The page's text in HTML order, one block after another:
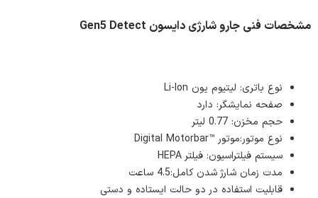
مشخصات فنی جارو شارژی دایسون Gen5 Detect
نوع باتری: لیتیوم یون Li-Ion
صفحه نمایشگر: دارد
حجم مخزن: 0.77 لیتر
نوع موتور:موتور ™Digital Motorbar
سیستم فیلتراسیون: فیلتر HEPA
مدت زمان شارژ شدن کامل:4.5 ساعت
قابلیت استفاده در دو حالت ایستاده و دستی